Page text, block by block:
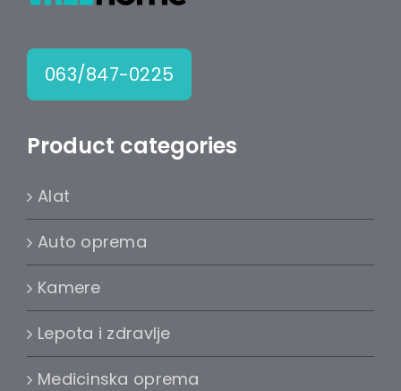
063/847-0225
Product categories
Alat
Auto oprema
Kamere
Lepota i zdravlje
Medicinska oprema